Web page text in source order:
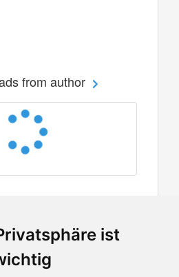
ist
from author